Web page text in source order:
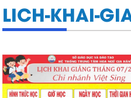
LICH-KHAI-